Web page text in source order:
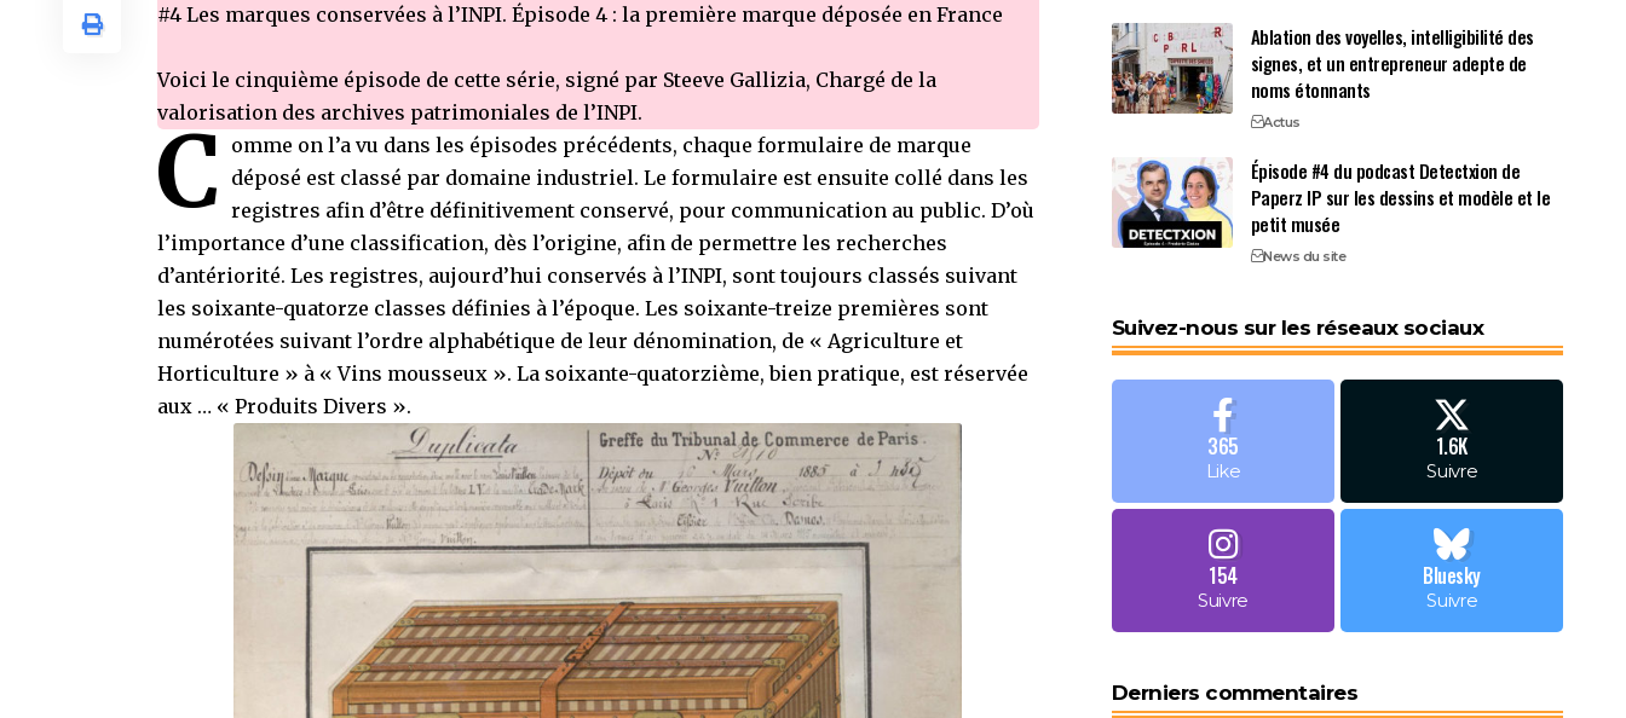
#4 Les marques conservées à l’INPI. Épisode 4 : la première marque déposée en France
Voici le cinquième épisode de cette série, signé par Steeve Gallizia, Chargé de la
valorisation des archives patrimoniales de l’INPI.
C
omme on l’a vu dans les épisodes précédents, chaque formulaire de marque
déposé est classé par domaine industriel. Le formulaire est ensuite collé dans les
registres afin d’être définitivement conservé, pour communication au public. D’où
l’importance d’une classification, dès l’origine, afin de permettre les recherches
d’antériorité. Les registres, aujourd’hui conservés à l’INPI, sont toujours classés suivant
les soixante-quatorze classes définies à l’époque. Les soixante-treize premières sont
numérotées suivant l’ordre alphabétique de leur dénomination, de « Agriculture et
Horticulture » à « Vins mousseux ». La soixante-quatorzième, bien pratique, est réservée
aux … « Produits Divers ».
Ablation des voyelles, intelligibilité des
signes, et un entrepreneur adepte de
noms étonnants
Actus
Épisode #4 du podcast Detectxion de
Paperz IP sur les dessins et modèle et le
petit musée
News du site
Suivez-nous sur les réseaux sociaux
365
Like
1.6K
Suivre
154
Suivre
Bluesky
Suivre
Derniers commentaires